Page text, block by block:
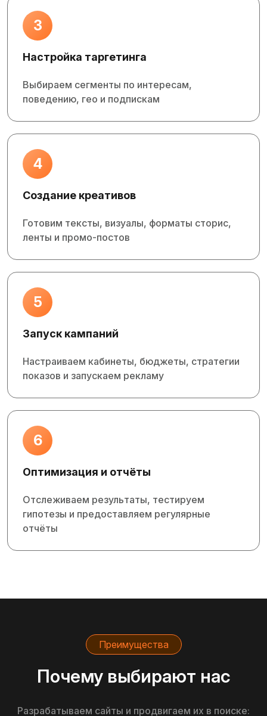
3
Настройка таргетинга
Выбираем сегменты по интересам,
поведению, гео и подпискам
4
Создание креативов
Готовим тексты, визуалы, форматы сторис,
ленты и промо‑постов
5
Запуск кампаний
Настраиваем кабинеты, бюджеты, стратегии
показов и запускаем рекламу
6
Оптимизация и отчёты
Отслеживаем результаты, тестируем
гипотезы и предоставляем регулярные
отчёты
Преимущества
Почему выбирают нас
Разрабатываем сайты и продвигаем их в поиске: